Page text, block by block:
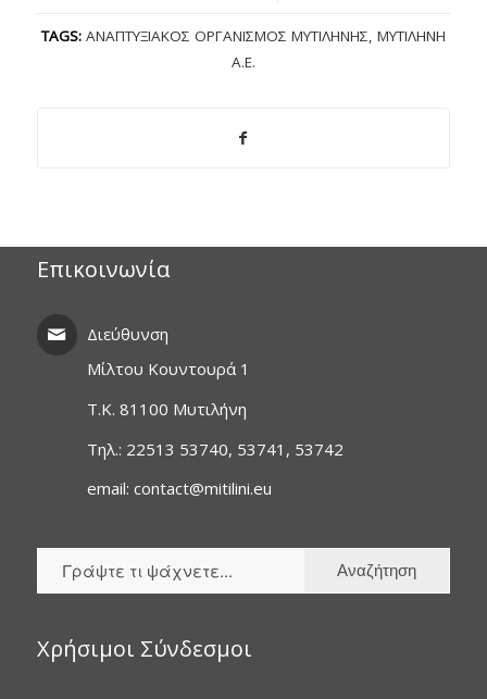
TAGS: ΑΝΑΠΤΥΞΙΑΚΌΣ ΟΡΓΑΝΙΣΜΌΣ ΜΥΤΙΛΉΝΗΣ, ΜΥΤΙΛΉΝΗ
Α.Ε.
Επικοινωνία
Διεύθυνση
Μίλτου Κουντουρά 1
T.K. 81100 Μυτιλήνη
Τηλ.: 22513 53740, 53741, 53742
email: contact@mitilini.eu
Χρήσιμοι Σύνδεσμοι